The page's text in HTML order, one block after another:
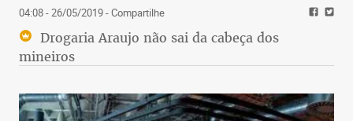
04:08 - 26/05/2019- Compartilhe
Drogaria Araujo não sai da cabeça dos
mineiros